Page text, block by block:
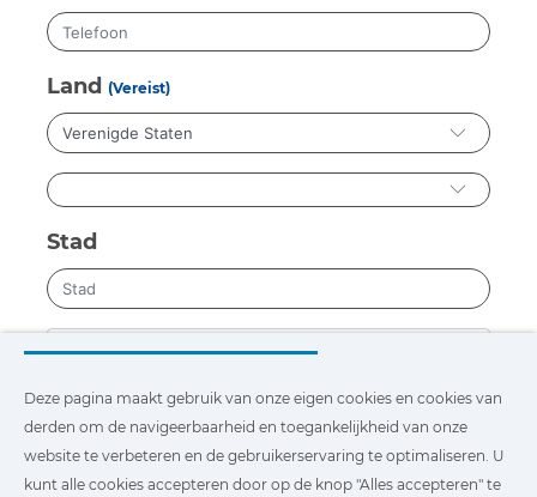
Land (Vereist)
Stad
Deze pagina maakt gebruik van onze eigen cookies en cookies van
derden om de navigeerbaarheid en toegankelijkheid van onze
website te verbeteren en de gebruikerservaring te optimaliseren. U
kunt alle cookies accepteren door op de knop "Alles accepteren" te